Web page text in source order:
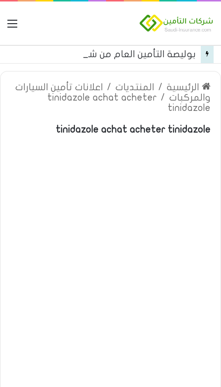
الرئيسية / المنتديات /
اعلانات تأمين السيارات
والمركبات /
tinidazole achat acheter
tinidazole
tinidazole achat acheter tinidazole